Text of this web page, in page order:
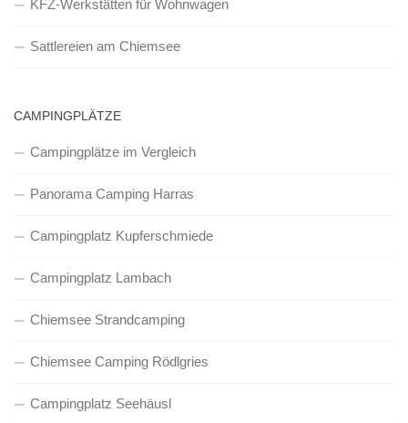
KFZ-Werkstätten für Wohnwagen
Sattlereien am Chiemsee
CAMPINGPLÄTZE
Campingplätze im Vergleich
Panorama Camping Harras
Campingplatz Kupferschmiede
Campingplatz Lambach
Chiemsee Strandcamping
Chiemsee Camping Rödlgries
Campingplatz Seehäusl